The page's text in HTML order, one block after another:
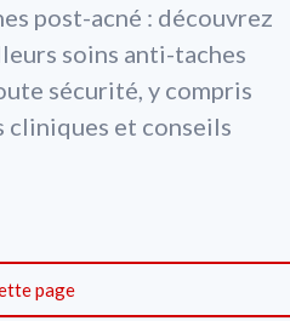
post-acné : découvrez
soins anti-taches
sécurité, y compris
cliniques et conseils
page